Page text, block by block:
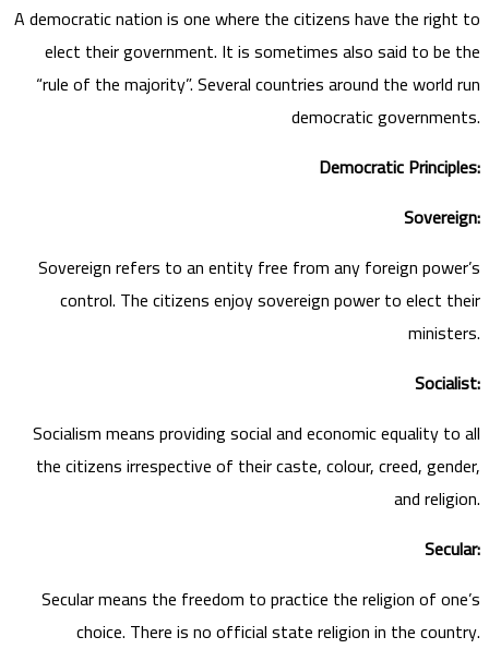
A democratic nation is one where the citizens have the right to
elect their government. It is sometimes also said to be the
“rule of the majority”. Several countries around the world run
democratic governments.
Democratic Principles:
Sovereign:
Sovereign refers to an entity free from any foreign power’s
control. The citizens enjoy sovereign power to elect their
ministers.
Socialist:
Socialism means providing social and economic equality to all
the citizens irrespective of their caste, colour, creed, gender,
and religion.
Secular:
Secular means the freedom to practice the religion of one’s
choice. There is no official state religion in the country.